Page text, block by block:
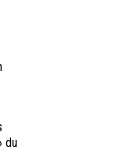
du